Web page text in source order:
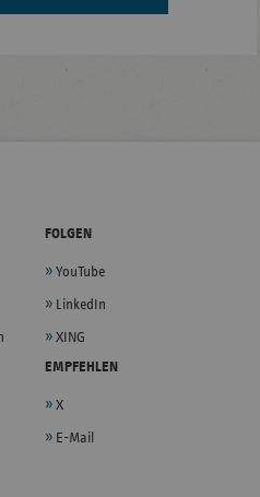
FOLGEN
YouTube
LinkedIn
XING
EMPFEHLEN
X
E-Mail